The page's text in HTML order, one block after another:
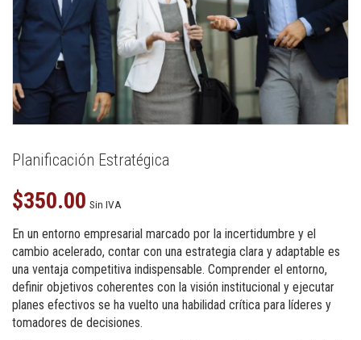
Planificación Estratégica
$350.00 Sin IVA
En un entorno empresarial marcado por la incertidumbre y el
cambio acelerado, contar con una estrategia clara y adaptable es
una ventaja competitiva indispensable. Comprender el entorno,
definir objetivos coherentes con la visión institucional y ejecutar
planes efectivos se ha vuelto una habilidad crítica para líderes y
tomadores de decisiones.